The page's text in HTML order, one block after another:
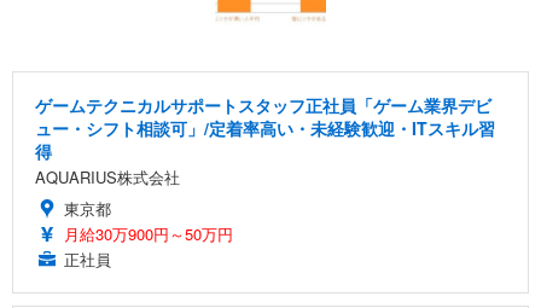
ゲームテクニカルサポートスタッフ正社員「ゲーム業界デビ
ュー・シフト相談可」/定着率高い・未経験歓迎・ITスキル習
得
AQUARIUS株式会社
東京都
月給30万900円～50万円
正社員